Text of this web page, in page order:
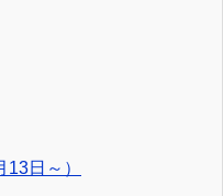
日～）